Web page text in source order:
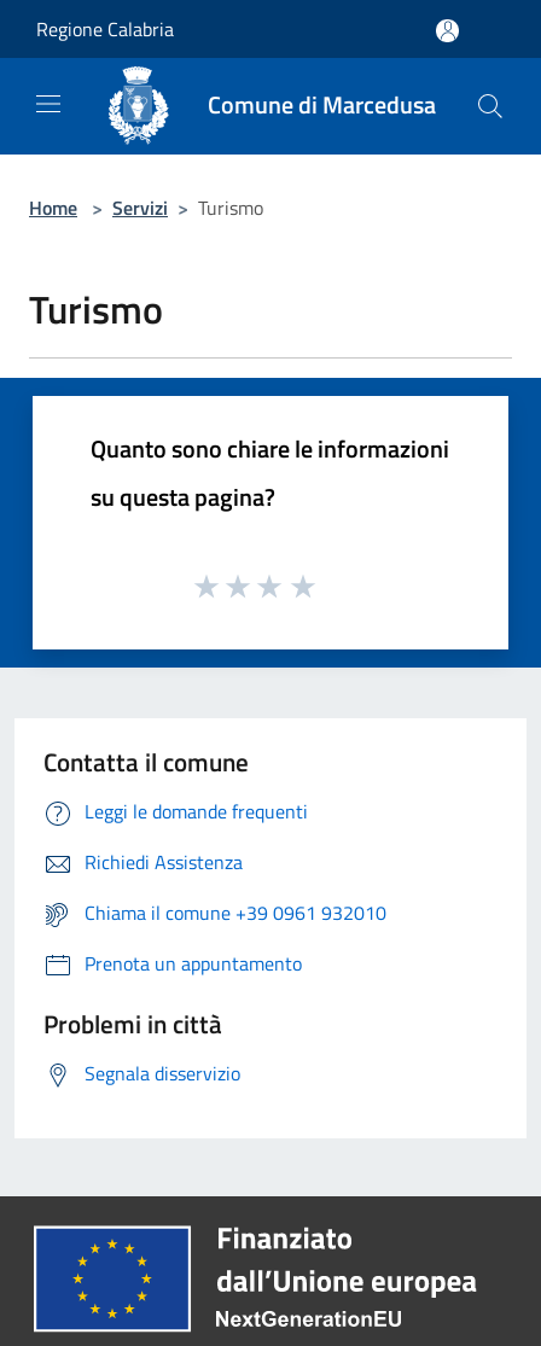
Regione Calabria
Comune di Marcedusa
Home > Servizi > Turismo
Turismo
Quanto sono chiare le informazioni
su questa pagina?
Contatta il comune
Leggi le domande frequenti
Richiedi Assistenza
Chiama il comune +39 0961 932010
Prenota un appuntamento
Problemi in città
Segnala disservizio